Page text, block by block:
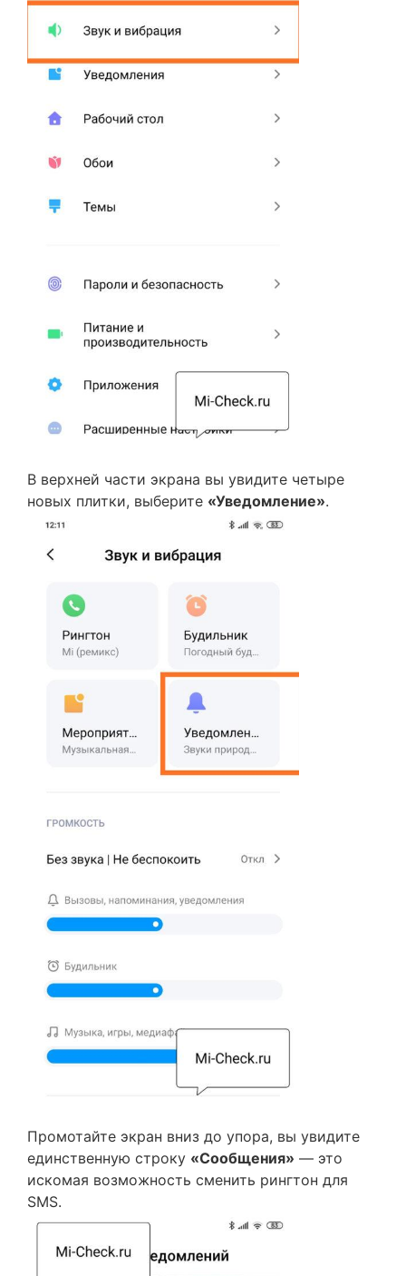
В верхней части экрана вы увидите четыре
новых плитки, выберите «Уведомление».
Промотайте экран вниз до упора, вы увидите
единственную строку «Сообщения» — это
искомая возможность сменить рингтон для
SMS.